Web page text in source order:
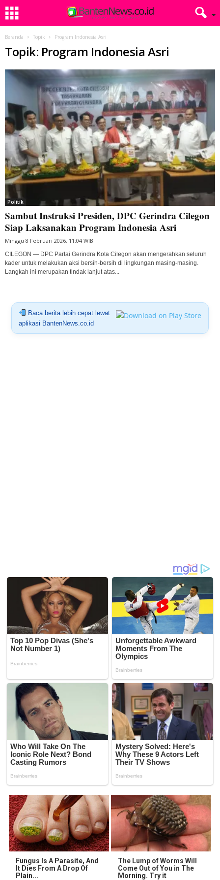
Beranda Topik Program Indonesia Asri
Topik: Program Indonesia Asri
Politik
Sambut Instruksi Presiden, DPC Gerindra Cilegon
Siap Laksanakan Program Indonesia Asri
Minggu 8 Februari 2026, 11:04 WIB
CILEGON — DPC Partai Gerindra Kota Cilegon akan mengerahkan seluruh
kader untuk melakukan aksi bersih-bersih di lingkungan masing-masing.
Langkah ini merupakan tindak lanjut atas...
Baca berita lebih cepat lewat
aplikasi BantenNews.co.id
Fungus Is A Parasite, And
It Dies From A Drop Of
Plain...
The Lump of Worms Will
Come Out of You in The
Morning. Try it